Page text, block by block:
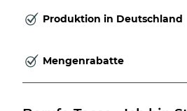
Produktion in Deutschland
Mengenrabatte